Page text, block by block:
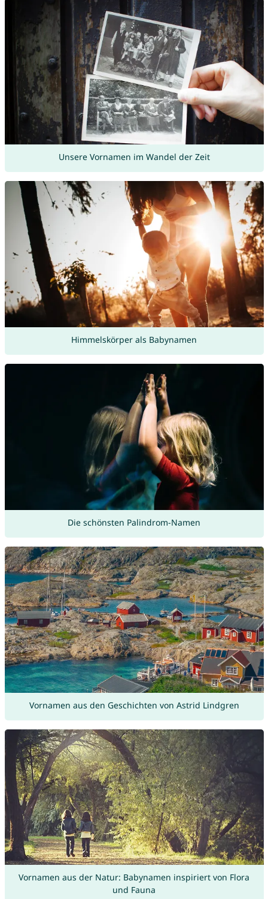
Unsere Vornamen im Wandel der Zeit
Himmelskörper als Babynamen
Die schönsten Palindrom-Namen
Vornamen aus den Geschichten von Astrid Lindgren
Vornamen aus der Natur: Babynamen inspiriert von Flora
und Fauna